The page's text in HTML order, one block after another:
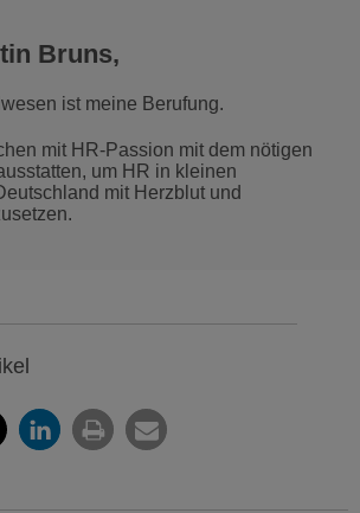
Bruns,
ist meine Berufung.
mit HR-Passion mit dem nötigen
um HR in kleinen
mit Herzblut und